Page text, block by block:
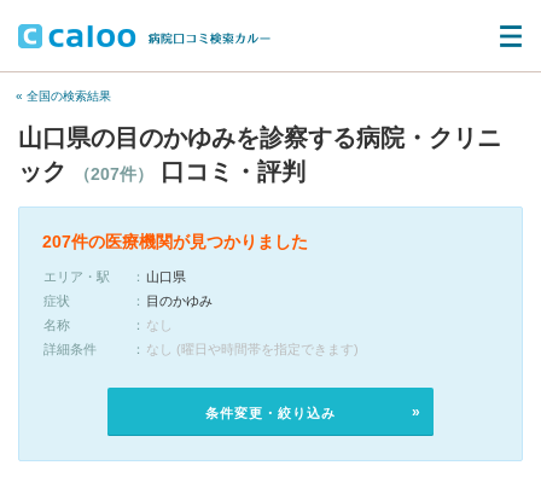
« 全国の検索結果
山口県の目のかゆみを診察する病院・クリニ
ック
（207件） 口コミ・評判
207件の医療機関が見つかりました
エリア・駅
山口県
症状
目のかゆみ
名称
なし
詳細条件
なし (曜日や時間帯を指定できます)
条件変更・絞り込み